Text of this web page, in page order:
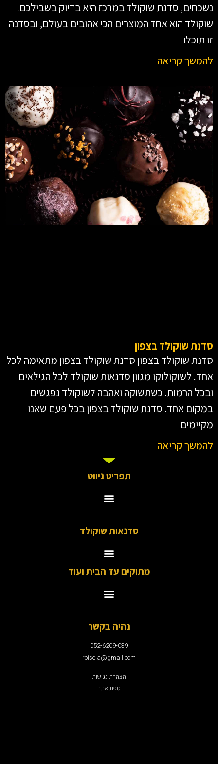
נשכחים, סדנת שוקולד במרכז היא בדיוק בשבילכם.
שוקולד הוא אחד המוצרים הכי אהובים בעולם, ובסדנה
זו תוכלו
להמשך קריאה
סדנת שוקולד בצפון
סדנת שוקולד בצפון סדנת שוקולד בצפון מתאימה לכל
אחד. לשוקולוקו מגוון סדנאות שוקולד לכל הגילאים
ובכל הרמות. כשתשוקה ואהבה לשוקולד נפגשים
במקום אחד. סדנת שוקולד בצפון בכל פעם שאנו
מקיימים
להמשך קריאה
תפריט ניווט
סדנאות שוקולד
מתוקים עד הבית ועוד
נהיה בקשר
052-6209-039
roisela@gmail.com
הצהרת נגישות
מפת אתר